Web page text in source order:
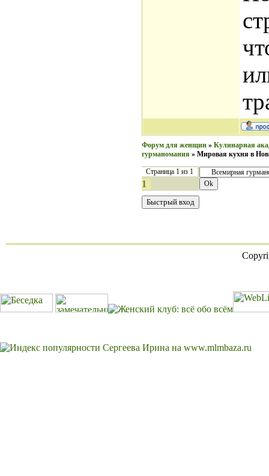
Форум для женщин » Кулинарная
гурманомания » Мировая кухня в
Страница 1 из 1
1